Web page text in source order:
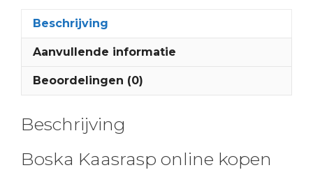
Beschrijving
Aanvullende informatie
Beoordelingen (0)
Beschrijving
Boska Kaasrasp online kopen